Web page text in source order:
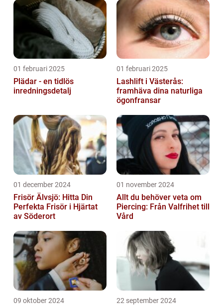
01 februari 2025
Plädar - en tidlös
inredningsdetalj
01 februari 2025
Lashlift i Västerås:
framhäva dina naturliga
ögonfransar
01 december 2024
Frisör Älvsjö: Hitta Din
Perfekta Frisör i Hjärtat
av Söderort
01 november 2024
Allt du behöver veta om
Piercing: Från Valfrihet till
Vård
09 oktober 2024 22 september 2024